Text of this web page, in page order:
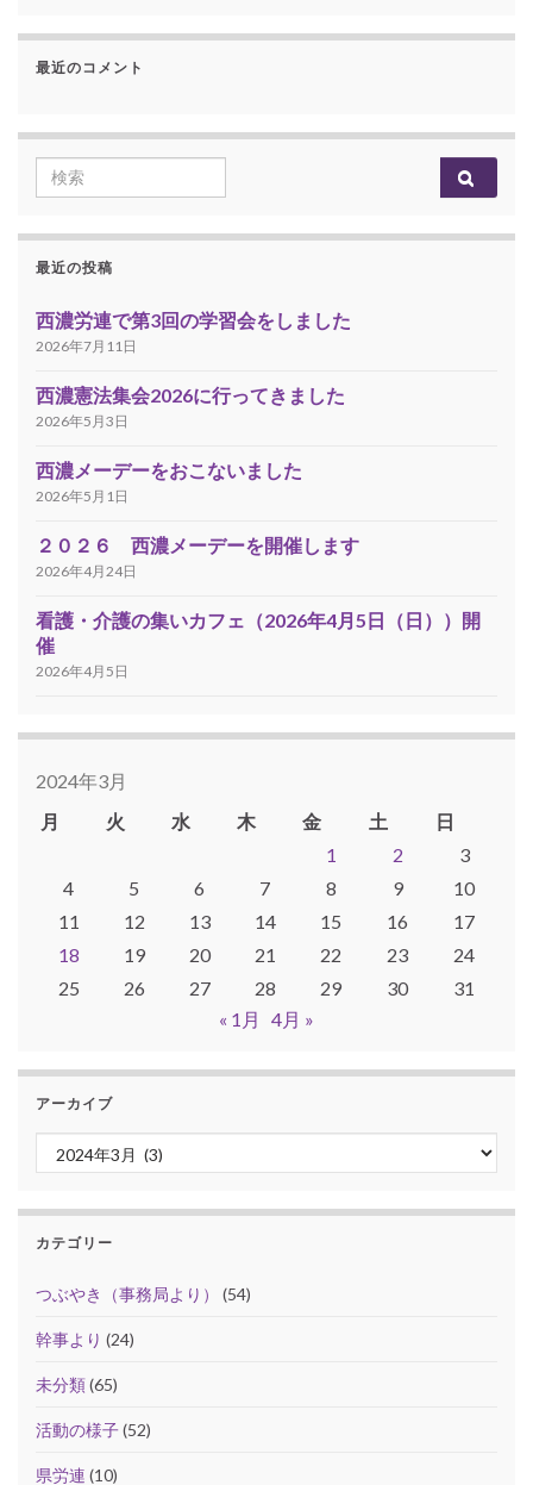
最近のコメント
Search for:
最近の投稿
西濃労連で第3回の学習会をしました
2026年7月11日
西濃憲法集会2026に行ってきました
2026年5月3日
西濃メーデーをおこないました
2026年5月1日
２０２６ 西濃メーデーを開催します
2026年4月24日
看護・介護の集いカフェ（2026年4月5日（日））開
催
2026年4月5日
2024年3月
月
火 水 木 金 土
日
1
2
3
4
5 6 7 8 9
10
11
12 13 14 15 16
17
18
19 20 21 22 23
24
25
26 27 28 29 30
31
« 1月
4月 »
アーカイブ
アーカイブ
カテゴリー
つぶやき（事務局より） (54)
幹事より (24)
未分類(65)
活動の様子(52)
県労連 (10)